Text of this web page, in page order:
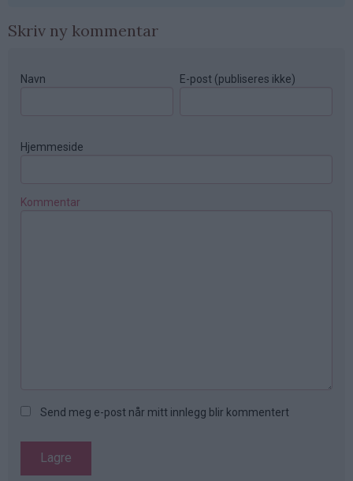
Skriv ny kommentar
Navn E-post (publiseres ikke)
Hjemmeside
Kommentar
Send meg e-post når mitt innlegg blir kommentert